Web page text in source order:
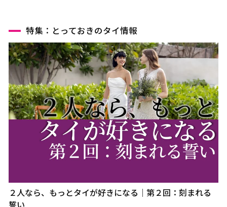
特集：とっておきのタイ情報
２人なら、もっとタイが好きになる｜第２回：刻まれる
誓い